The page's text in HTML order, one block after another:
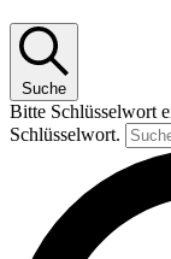
Suche
Bitte Schlüsselwort
Schlüsselwort.